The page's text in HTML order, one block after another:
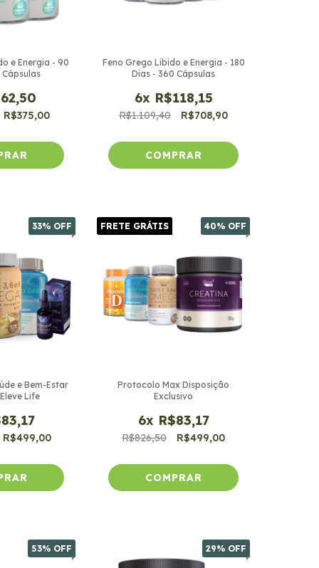
e Energia - 90
R$375,00
Feno Grego Libido e Energia - 180
Dias - 360 Cápsulas
6x R$118,15
R$1.109,40 R$708,90
33% OFF
e Bem-Estar
Life
R$499,00
40% OFF
FRETE GRÁTIS
Protocolo Max Disposição
Exclusivo
6x R$83,17
R$826,50 R$499,00
53% OFF 29% OFF